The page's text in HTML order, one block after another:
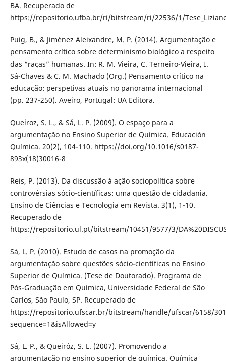
BA. Recuperado de
https://repositorio.ufba.br/ri/bitstream/ri/22536/1/
Puig, B., & Jiménez Aleixandre, M. P. (2014). Argumentação e
pensamento crítico sobre determinismo biológico a respeito
das “raças” humanas. In: R. M. Vieira, C. Terneiro-Vieira, I.
Sá-Chaves & C. M. Machado (Org.) Pensamento crítico na
educação: perspetivas atuais no panorama internacional
(pp. 237-250). Aveiro, Portugal: UA Editora.
Queiroz, S. L., & Sá, L. P. (2009). O espaço para a
argumentação no Ensino Superior de Química. Educación
Química. 20(2), 104-110. https://doi.org/10.1016/s0187-
893x(18)30016-8
Reis, P. (2013). Da discussão à ação sociopolítica sobre
controvérsias sócio-científicas: uma questão de cidadania.
Ensino de Ciências e Tecnologia em Revista. 3(1), 1-10.
Recuperado de
https://repositorio.ul.pt/bitstream/10451/9577/3/
Sá, L. P. (2010). Estudo de casos na promoção da
argumentação sobre questões sócio-científicas no Ensino
Superior de Química. (Tese de Doutorado). Programa de
Pós-Graduação em Química, Universidade Federal de São
Carlos, São Paulo, SP. Recuperado de
https://repositorio.ufscar.br/bitstream/handle/ufscar/6158/
sequence=1&isAllowed=y
Sá, L. P., & Queiróz, S. L. (2007). Promovendo a
argumentação no ensino superior de química. Química